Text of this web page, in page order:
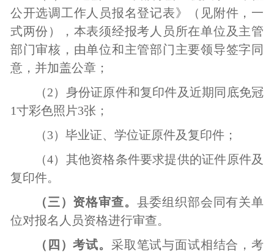
公开选调 工作人员报名登记表》（见附件，一
式两份）， 本表须经报考人员所在单位及主管
部门审核，由单位和主管部门主要领导签字同
意，并加盖公章；
（2）身份证原件和复印件及近期同底免冠
1寸彩色照片3张；
（3）毕业证、学位证原件及复印件；
（4）其他资格条件要求提供的证件原件及
复印件。
（三）资格审查。 县委组织部会同有关单
位对报名人员资格进行审查。
（四）考试。 采取笔试与面试相结合，考